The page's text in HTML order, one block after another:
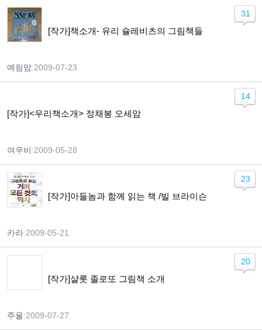
[작가]책소개- 유리 슐레비츠의 그림책들
예림맘 2009-07-23
31
[작가]<우리책소개> 정채봉 오세암
여우비 2009-05-28
14
[작가]아들놈과 함께 읽는 책 /빌 브라이슨
카라 2009-05-21
23
[작가]샬롯 졸로또 그림책 소개
주울 2009-07-27
20